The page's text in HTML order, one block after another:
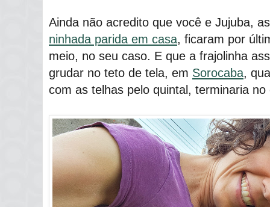
Ainda não acredito que você e Jujuba,
ninhada parida em casa, ficaram por
meio, no seu caso. E que a frajolinha
grudar no teto de tela, em Sorocaba,
com as telhas pelo quintal, terminaria